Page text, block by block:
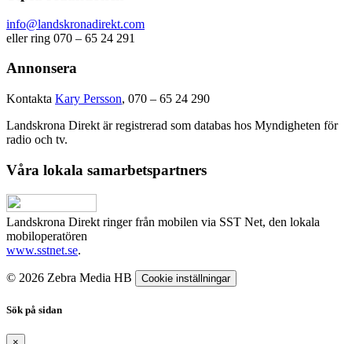
info@landskronadirekt.com
eller ring 070 – 65 24 291
Annonsera
Kontakta Kary Persson, 070 – 65 24 290
Landskrona Direkt är registrerad som databas hos Myndigheten för
radio och tv.
Våra lokala samarbetspartners
Landskrona Direkt ringer från mobilen via SST Net, den lokala
mobiloperatören
www.sstnet.se.
© 2026 Zebra Media HB Cookie inställningar
Sök på sidan